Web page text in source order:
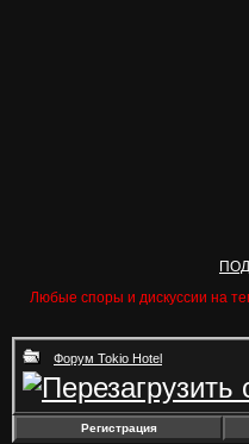
Любые споры и дискуссии на
Форум Tokio Hotel
Регистрация